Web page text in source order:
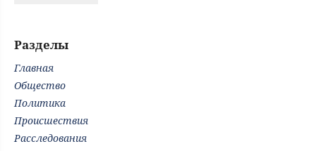
Разделы
Главная
Общество
Политика
Происшествия
Расследования